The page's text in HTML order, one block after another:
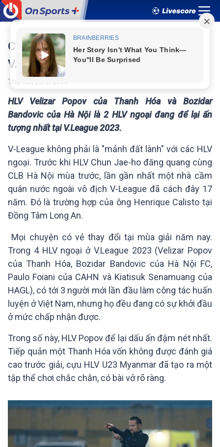
Các HLV ngoại khởi đầu thế nào tại
V.League 2023?
Thứ Hai ,
HLV Velizar Popov của Thanh Hóa và Bozidar
Bandovic của Hà Nội là 2 HLV ngoại đang để lại ấn
tượng nhất tại V.League 2023.
ngoại. Trước khi HLV Chun Jae-ho đăng quang cùng
CLB Hà Nội mùa trước, lần gần nhất một nhà cầm
quân nước ngoài vô địch V-League đã cách đây 17
năm. Đó là trường hợp của ông Henrique Calisto tại
Đồng Tâm Long An.
Trong 4 HLV ngoại ở V.League 2023 (Velizar Popov
của Thanh Hóa, Bozidar Bandovic của Hà Nội FC,
Paulo Foiani của CAHN và Kiatisuk Senamuang của
HAGL), có tới 3 người mới lần đầu làm công tác huấn
luyện ở Việt Nam, nhưng họ đều đang có sự khởi đầu
Tiếp quản một Thanh Hóa vốn không được đánh giá
cao trước giải, cựu HLV U23 Myanmar đã tạo ra một
tập thể chơi chắc chắn, có bài vở rõ ràng.